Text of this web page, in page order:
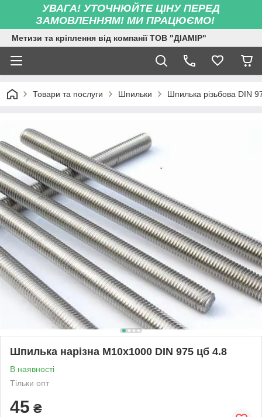
УВАГА! УТОЧНЮЙТЕ ЦІНУ ПЕРЕД
ЗАМОВЛЕННЯМ! МИ ПРАЦЮЄМО!
Метизи та кріплення від компанії ТОВ "ДІАМІР"
Товари та послуги Шпильки Шпилька різьбова DIN
Шпилька нарізна М10х1000 DIN 975 цб 4.8
В наявності
Тільки опт
45 ₴